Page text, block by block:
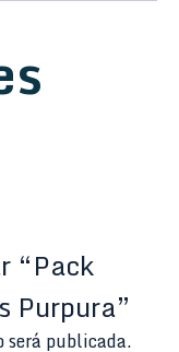
“Pack
Purpura”
será publicada.